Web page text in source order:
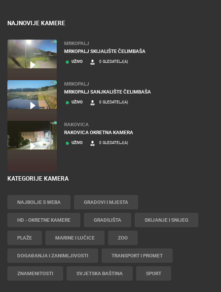
NAJNOVIJE KAMERE
MRKOPALJ
MRKOPALJ SKIJALIŠTE ČELIMBAŠA
UŽIVO 0 GLEDATELJ(A)
MRKOPALJ
MRKOPALJ SANJKALIŠTE ČELIMBAŠA
UŽIVO 0 GLEDATELJ(A)
RAKOVICA
RAKOVICA OKRETNA KAMERA
UŽIVO 0 GLEDATELJ(A)
KATEGORIJE KAMERA
NAJBOLJE S WEBA GRADOVI I MJESTA
HD - OKRETNE KAMERE GRADILIŠTA SKIJANJE I SNIJEG
PLAŽE MARINE I LUČICE ZOO
DOGAĐANJA I ZANIMLJIVOSTI TRANSPORT I PROMET
ZNAMENITOSTI SVJETSKA BAŠTINA SPORT